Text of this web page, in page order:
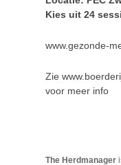
Kies uit 24
www.gezonde-
Zie
voor meer info
The Herdmanager